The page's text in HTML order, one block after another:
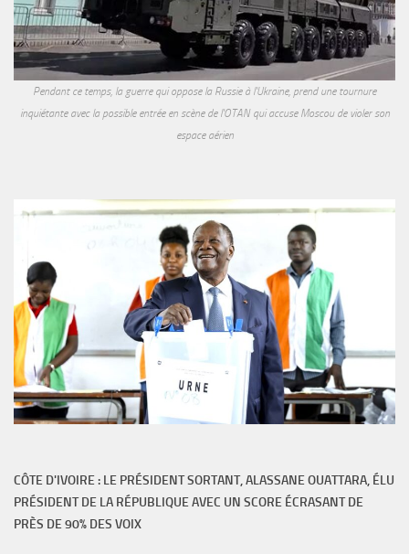
Pendant ce temps, la guerre qui oppose la Russie à l'Ukraine, prend une tournure
inquiétante avec la possible entrée en scène de l'OTAN qui accuse Moscou de violer son
espace aérien
CÔTE D'IVOIRE : LE PRÉSIDENT SORTANT, ALASSANE OUATTARA, ÉLU
PRÉSIDENT DE LA RÉPUBLIQUE AVEC UN SCORE ÉCRASANT DE
PRÈS DE 90% DES VOIX